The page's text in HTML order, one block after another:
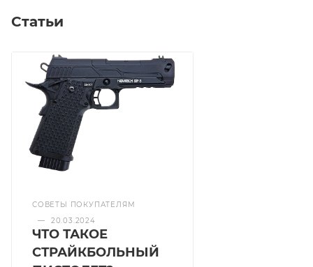
Статьи
СОВЕТЫ ПОКУПАТЕЛЯМ
—
20.03.2024
ЧТО ТАКОЕ
СТРАЙКБОЛЬНЫЙ